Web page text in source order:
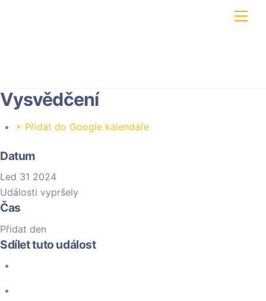
Vysvědčení
+ Přidat do Google kalendáře
Datum
Led 31 2024
Události vypršely
Čas
Přidat den
Sdílet tuto událost